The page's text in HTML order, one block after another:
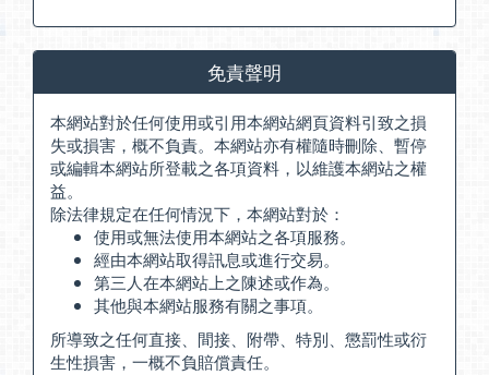
免責聲明
本網站對於任何使用或引用本網站網頁資料引致之損
失或損害，概不負責。本網站亦有權隨時刪除、暫停
或編輯本網站所登載之各項資料，以維護本網站之權
益。
除法律規定在任何情況下，本網站對於：
使用或無法使用本網站之各項服務。
經由本網站取得訊息或進行交易。
第三人在本網站上之陳述或作為。
其他與本網站服務有關之事項。
所導致之任何直接、間接、附帶、特別、懲罰性或衍
生性損害，一概不負賠償責任。